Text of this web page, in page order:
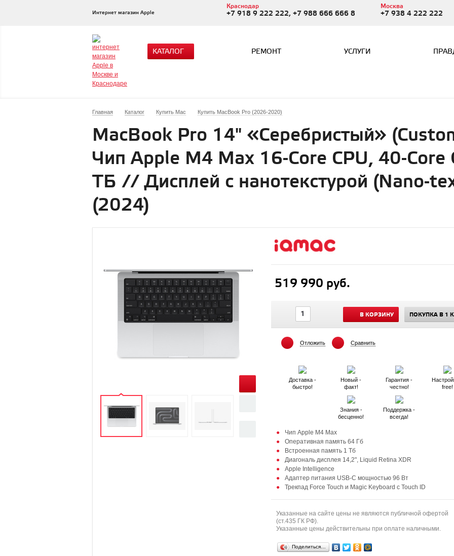
Интернет магазин Apple
Краснодар
+7 918 9 222 222, +7 988 666 666 8
Москва
+7 938 4 222 222
КАТАЛОГ РЕМОНТ УСЛУГИ
Главная Каталог Купить Mac Купить MacBook Pro (2026-2020)
MacBook Pro 14" «Серебристый»
Чип Apple M4 Max 16-Core CPU, 40-Core
ТБ // Дисплей с нанотекстурой (Nano-
(2024)
519 990 руб.
В КОРЗИНУ ПОКУПКА В 1
Отложить Сравнить
Доставка -
быстро!
Новый -
факт!
Гарантия -
честно!
free!
Знания -
бесценно!
Поддержка -
всегда!
Чип Apple M4 Max
Оперативная память 64 Гб
Встроенная память 1 Тб
Диагональ дисплея 14,2", Liquid Retina XDR
Apple Intelligence
Адаптер питания USB-C мощностью 96 Вт
Трекпад Force Touch и Magic Keyboard с Touch ID
Указанные на сайте цены не являются публичной офертой
(ст.435 ГК РФ).
Указанные цены действительны при оплате наличными.
Поделиться…